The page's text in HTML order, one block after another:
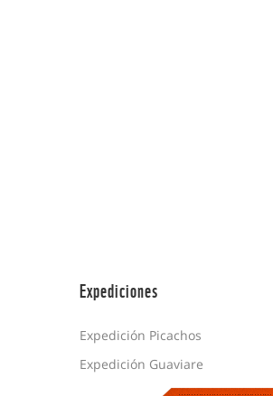
Expediciones
Expedición Picachos
Expedición Guaviare